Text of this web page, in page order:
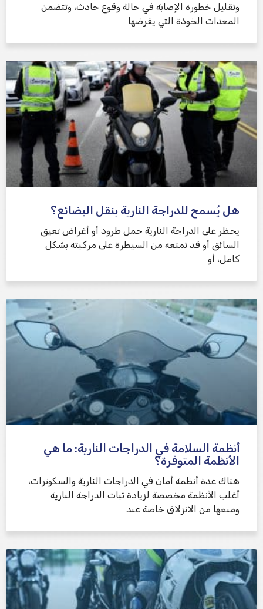
وتقليل خطورة الإصابة في حالة وقوع حادث، وتتضمن
المعدات الخوذة التي يفرضها
هل يُسمح للدراجة النارية بنقل البضائع؟
يحظر على الدراجة النارية حمل طرود أو أغراض تعيق
السائق أو قد تمنعه من السيطرة على مركبته بشكل
كامل، أو
أنظمة السلامة في الدراجات النارية: ما هي
الأنظمة المتوفرة؟
هناك عدة أنظمة أمان في الدراجات النارية والسكوترات،
أغلب الأنظمة مخصصة لزيادة ثبات الدراجة النارية
ومنعها من الانزلاق خاصة عند